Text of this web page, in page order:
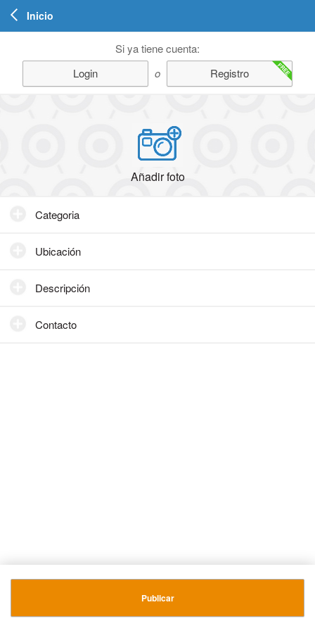
Inicio
Si ya tiene cuenta:
Login
o Registro FREE
Añadir foto
Categoria
Ubicación
Descripción
Contacto
Publicar